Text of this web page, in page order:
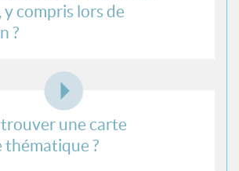
y compris lors de
?
une carte
?